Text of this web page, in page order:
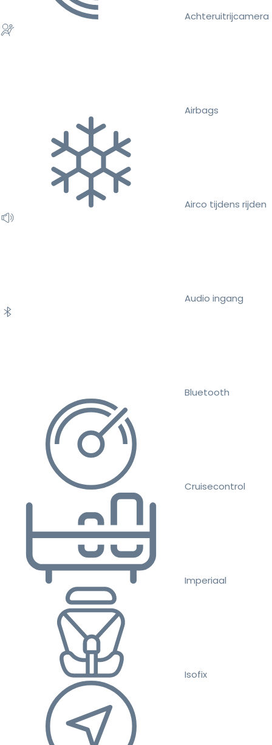
Achteruitrijcamera
Airbags
Airco tijdens rijden
Audio ingang
Bluetooth
Cruisecontrol
Imperiaal
Isofix